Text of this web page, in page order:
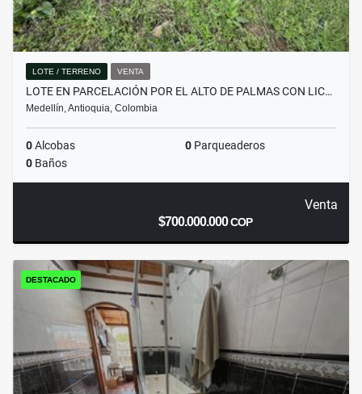
LOTE / TERRENO VENTA
LOTE EN PARCELACIÓN POR EL ALTO DE PALMAS CON LIC…
Medellín, Antioquia, Colombia
0Alcobas 0 Parqueaderos
0 Baños
Venta
$700.000.000COP
DESTACADO